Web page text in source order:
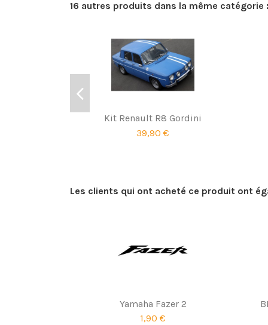
16 autres produits dans la même catégorie :
Kit Renault R8 Gordini
39,90 €
Les clients qui ont acheté ce produit ont
Yamaha Fazer 2
1,90 €